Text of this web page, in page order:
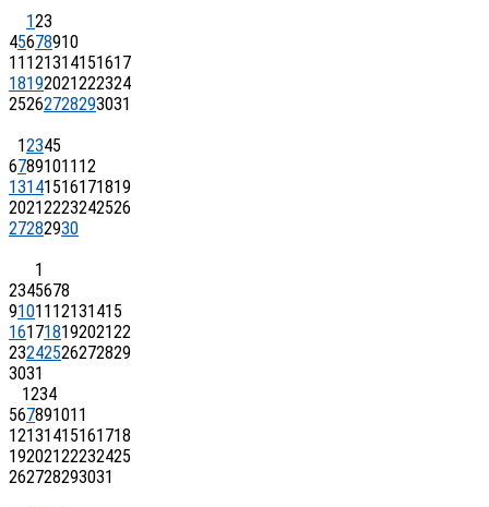
123
45678910
11 121314151617
18192021222324
25262728293031
12345
67891011 12
13141516171819
20212223242526
27282930
1
2345678
91011 12131415
16171819202122
23242526272829
3031
1234
567891011
12131415161718
19202122232425
262728293031